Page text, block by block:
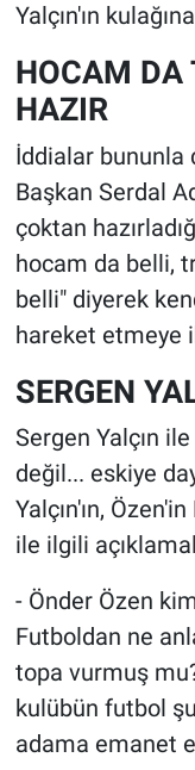
Yalçın'ın
HOCAM DA
HAZIR
İddialar bununla
Başkan Serdal
çoktan
hocam da belli,
belli" diyerek
hareket etmeye
SERGEN
Sergen Yalçın
değil... eskiye
Yalçın'ın,
ile ilgili
- Önder Özen
Futboldan ne
topa vurmuş
kulübün futbol
adama emanet